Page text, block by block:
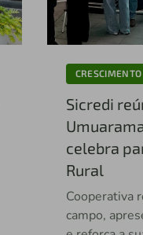
CRESCIMENTO
Sicredi
celebra
Rural
Cooperativa
campo,